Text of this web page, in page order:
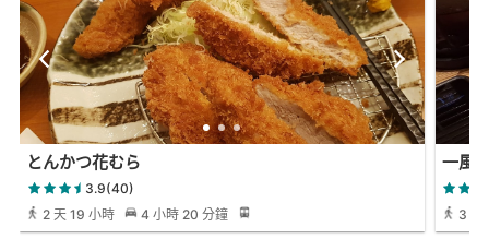
とんかつ花むら
3.9(40)
2 天 19 小時
4 小時 20 分鐘
一風
3 分